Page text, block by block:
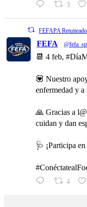
3
FEFAPA Retuiteado
FEFA
📆 4 feb,
💟 Nuestro
enfermedad y a
🙏 Gracias a
cuidan y dan
🩺 ¡Participa
4